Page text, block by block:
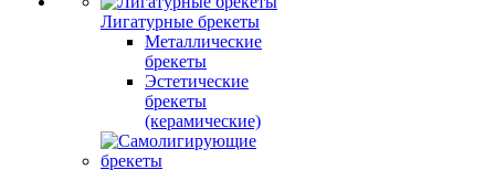
Лигатурные брекеты
Металлические
брекеты
Эстетические
брекеты
(керамические)